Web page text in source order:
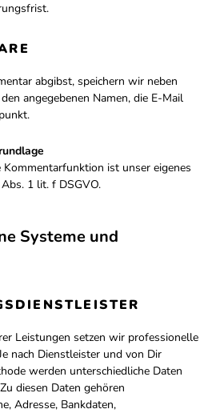
abgibst, speichern wir neben
angegebenen Namen, die E-Mail
ist unser eigenes
1 lit. f DSGVO.
Systeme und
Leistungen setzen wir professionelle
nach Dienstleister und von Dir
werden unterschiedliche Daten
diesen Daten gehören
Adresse, Bankdaten,